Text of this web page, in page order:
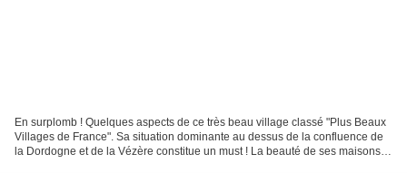
En surplomb ! Quelques aspects de ce très beau village classé "Plus Beaux
Villages de France". Sa situation dominante au dessus de la confluence de
la Dordogne et de la Vézère constitue un must ! La beauté de ses maisons et